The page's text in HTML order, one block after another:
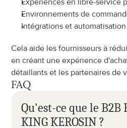
Expériences en libre-service
Environnements de
Intégrations et automatisation
Cela aide les fournisseurs à
en créant une expérience
détaillants et les partenaires de
FAQ
Qu'est-ce que le B2B
KING KEROSIN ?